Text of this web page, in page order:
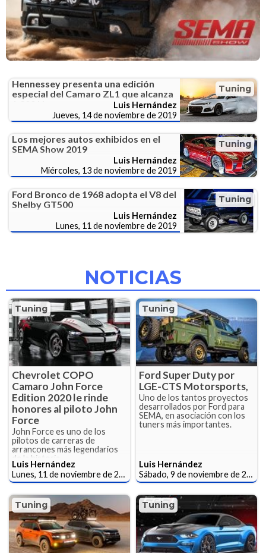
Tuning
Hennessey presenta una edición
especial del Camaro ZL1 que alcanza
Luis Hernández
Jueves, 14 de noviembre de 2019
Tuning
Los mejores autos exhibidos en el
SEMA Show 2019
Luis Hernández
Miércoles, 13 de noviembre de 2019
Tuning
Ford Bronco de 1968 adopta el V8 del
Shelby GT500
Luis Hernández
Lunes, 11 de noviembre de 2019
NOTICIAS
Tuning
Chevrolet COPO
Camaro John Force
Edition 2020 le rinde
honores al piloto John
Force
John Force es uno de los
pilotos de carreras de
arrancones más legendarios
de la historia.
Luis Hernández
Lunes, 11 de noviembre de 2019
Tuning
Ford Super Duty por
LGE-CTS Motorsports,
Uno de los tantos proyectos
desarrollados por Ford para
SEMA, en asociación con los
tuners más importantes.
Luis Hernández
Sábado, 9 de noviembre de 2019
Tuning Tuning